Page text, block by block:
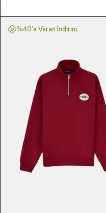
%40'a Varan İndirim